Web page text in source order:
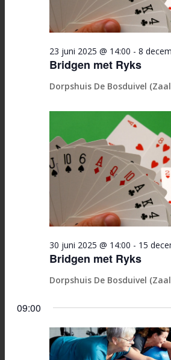
Bridgen met Ryks
23 juni 2025 @ 14:00 - 8
Dorpshuis De Bosduivel
Bridgen met Ryks
30 juni 2025 @ 14:00 - 15
Dorpshuis De Bosduivel
09:00